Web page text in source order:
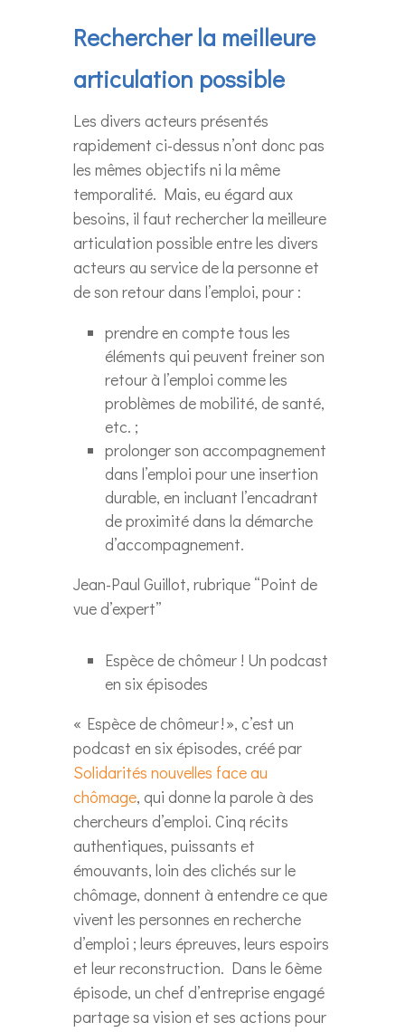
Rechercher la meilleure
articulation possible
Les divers acteurs présentés
rapidement ci-dessus n’ont donc pas
les mêmes objectifs ni la même
temporalité. Mais, eu égard aux
besoins, il faut rechercher la meilleure
articulation possible entre les divers
acteurs au service de la personne et
de son retour dans l’emploi, pour :
prendre en compte tous les
éléments qui peuvent freiner son
retour à l’emploi comme les
problèmes de mobilité, de santé,
etc. ;
prolonger son accompagnement
dans l’emploi pour une insertion
durable, en incluant l’encadrant
de proximité dans la démarche
d’accompagnement.
Jean-Paul Guillot, rubrique “Point de
vue d’expert”
Espèce de chômeur ! Un podcast
en six épisodes
« Espèce de chômeur ! », c’est un
podcast en six épisodes, créé par
Solidarités nouvelles face au
chômage, qui donne la parole à des
chercheurs d’emploi. Cinq récits
authentiques, puissants et
émouvants, loin des clichés sur le
chômage, donnent à entendre ce que
vivent les personnes en recherche
d’emploi ; leurs épreuves, leurs espoirs
et leur reconstruction. Dans le 6ème
épisode, un chef d’entreprise engagé
partage sa vision et ses actions pour